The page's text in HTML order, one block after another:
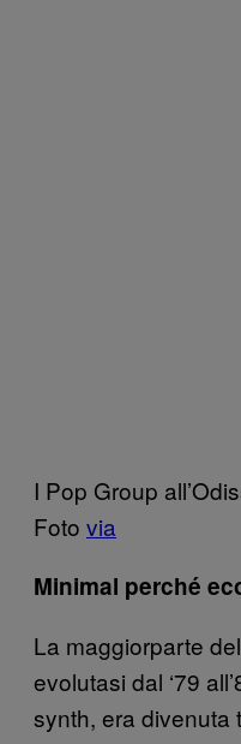
I Pop Group
Foto via
Minimal perché
La maggiorparte
evolutasi dal ‘79
synth, era divenuta